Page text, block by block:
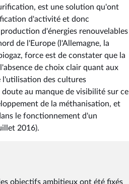
est une solution qu'ont
d'activité et donc
d'énergies renouvelables
de l'Europe (l'Allemagne, la
force est de constater que la
de choix clair quant aux
l'utilisation des cultures
au manque de visibilité sur ce
de la méthanisation, et
le fonctionnement d'un
2016).
objectifs ambitieux ont été fixés